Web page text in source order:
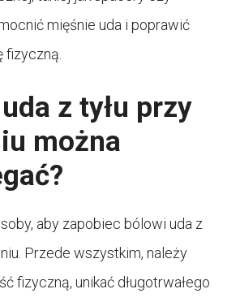
mięśnie uda i poprawić
fizyczną.
z tyłu przy
można
aby zapobiec bólowi uda z
Przede wszystkim, należy
fizyczną, unikać długotrwałego